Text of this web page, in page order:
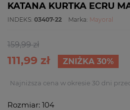
KATANA KURTKA ECRU
INDEKS: 03407-22 Marka: Mayoral
159,99 zł
111,99 zł ZNIŻKA 30%
Najniższa cena w okresie 30 dni
Rozmiar: 104